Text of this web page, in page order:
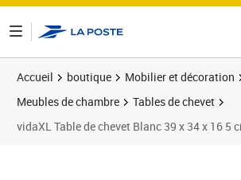
Accueil boutique
Mobilier et décoration
Meubles de chambre
Tables de chevet
vidaXL Table de chevet Blanc 39 x 34 x 16 5